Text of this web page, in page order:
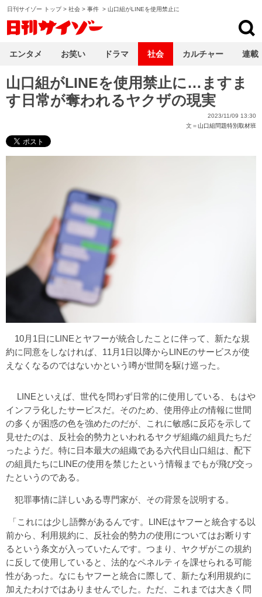
日刊サイゾー トップ> 社会 > 事件 > 山口組がLINEを使用禁止に
山口組がLINEを使用禁止に…ますま
す日常が奪われるヤクザの現実
2023/11/09 13:30
文＝山口組問題特別取材班
10月1日にLINEとヤフーが統合したことに伴って、新たな規
約に同意をしなければ、11月1日以降からLINEのサービスが使
えなくなるのではないかという噂が世間を駆け巡った。
LINEといえば、世代を問わず日常的に使用している、もはや
インフラ化したサービスだ。そのため、使用停止の情報に世間
の多くが困惑の色を強めたのだが、これに敏感に反応を示して
見せたのは、反社会的勢力といわれるヤクザ組織の組員たちだ
ったようだ。特に日本最大の組織である六代目山口組は、配下
の組員たちにLINEの使用を禁じたという情報までもが飛び交っ
たというのである。
犯罪事情に詳しいある専門家が、その背景を説明する。
「これには少し語弊があるんです。LINEはヤフーと統合する以
前から、利用規約に、反社会的勢力の使用についてはお断りす
るという条文が入っていたんです。つまり、ヤクザがこの規約
に反して使用していると、法的なペネルティを課せられる可能
性があった。なにもヤフーと統合に際して、新たな利用規約に
加えたわけではありませんでした。ただ、これまでは大きく問
エンタメ お笑い ドラマ 社会 カルチャー 連載